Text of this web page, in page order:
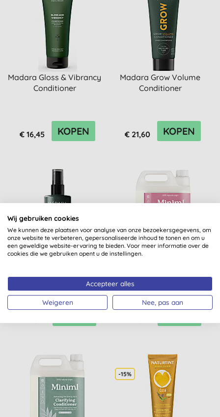
Madara Gloss & Vibrancy
Conditioner
€ 16,45 KOPEN
Madara Grow Volume
Conditioner
€ 21,60 KOPEN
Conditioner - 5L Refill
-15%
Wij gebruiken cookies
We kunnen deze plaatsen voor analyse van onze bezoekersgegevens, om
onze website te verbeteren, gepersonaliseerde inhoud te tonen en om u
een geweldige website-ervaring te bieden. Voor meer informatie over de
cookies die we gebruiken opent u de instellingen.
Accepteer alles
Weigeren Nee, pas aan